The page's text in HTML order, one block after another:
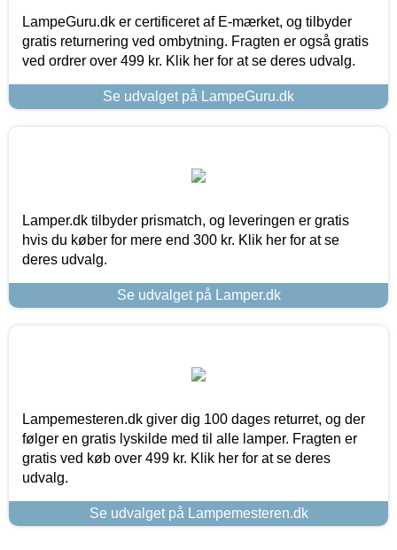
LampeGuru.dk er certificeret af E-mærket, og tilbyder
gratis returnering ved ombytning. Fragten er også gratis
ved ordrer over 499 kr. Klik her for at se deres udvalg.
Se udvalget på LampeGuru.dk
Lamper.dk tilbyder prismatch, og leveringen er gratis
hvis du køber for mere end 300 kr. Klik her for at se
deres udvalg.
Se udvalget på Lamper.dk
Lampemesteren.dk giver dig 100 dages returret, og der
følger en gratis lyskilde med til alle lamper. Fragten er
gratis ved køb over 499 kr. Klik her for at se deres
udvalg.
Se udvalget på Lampemesteren.dk